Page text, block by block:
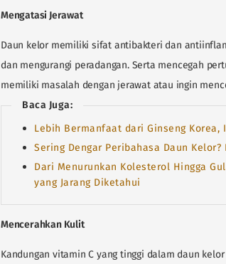
Mengatasi Jerawat
Daun kelor memiliki sifat antibakteri dan
dan mengurangi peradangan. Serta mencegah
memiliki masalah dengan jerawat atau ingin
Baca Juga:
Lebih Bermanfaat dari Ginseng
Sering Dengar Peribahasa Daun
Dari Menurunkan Kolesterol Hingga
yang Jarang Diketahui
Mencerahkan Kulit
Kandungan vitamin C yang tinggi dalam daun